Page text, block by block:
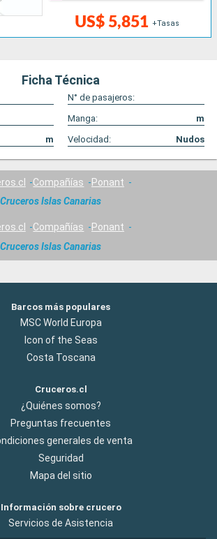
US$ 5,851 +Tasas
Ficha Técnica
N° de pasajeros:
Manga:
m
m Velocidad: Nudos
Compañías
Ponant
Cruceros Islas Canarias
Compañías
Ponant
Cruceros Islas Canarias
Barcos más populares
MSC World Europa
Icon of the Seas
Costa Toscana
Cruceros.cl
¿Quiénes somos?
Preguntas frecuentes
generales de venta
Seguridad
Mapa del sitio
Información sobre crucero
Servicios de Asistencia